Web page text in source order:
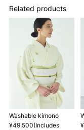
Related products
Washable kimono
¥49,500(Includes